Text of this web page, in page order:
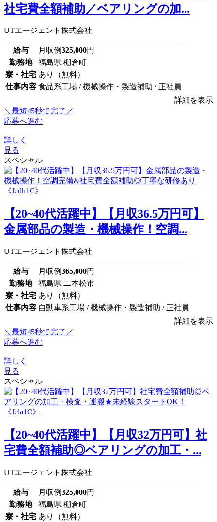
社宅費全額補助／ベアリングの加...
UTエージェント株式会社
給与 月収例325,000円
勤務地
福島県 棚倉町
寮・社宅 あり（無料）
仕事内容 食品系工場 / 機械操作・製造補助 / 正社員
詳細を表示
＼最短45秒で完了／
応募へ進む
詳しく
見る
スペシャル
【20~40代活躍中】【月収36.5万円可】
金属部品の製造・機械操作！空調...
UTエージェント株式会社
給与 月収例365,000円
勤務地
福島県 二本松市
寮・社宅 あり（無料）
仕事内容 自動車系工場 / 機械操作・製造補助 / 正社員
詳細を表示
＼最短45秒で完了／
応募へ進む
詳しく
見る
スペシャル
【20~40代活躍中】【月収32万円可】社
宅費全額補助◎ベアリングの加工・...
UTエージェント株式会社
給与 月収例325,000円
勤務地
福島県 棚倉町
寮・社宅 あり（無料）